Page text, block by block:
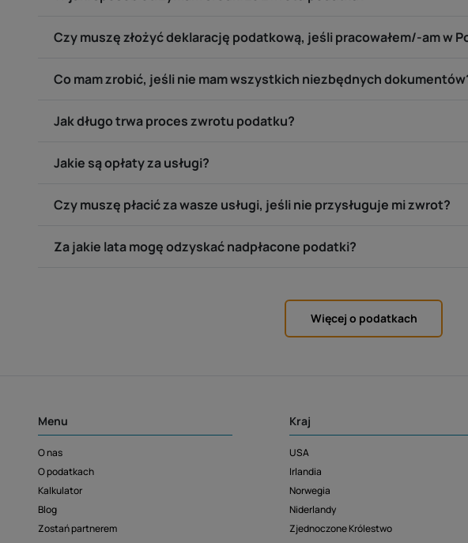
Czy muszę złożyć deklarację podatkową, jeśli pracowałem/-am w
Co mam zrobić, jeśli nie mam wszystkich niezbędnych
Jak długo trwa proces zwrotu podatku?
Jakie są opłaty za usługi?
Czy muszę płacić za wasze usługi, jeśli nie przysługuje mi zwrot?
Za jakie lata mogę odzyskać nadpłacone podatki?
Więcej o podatkach
Menu
O nas
O podatkach
Kalkulator
Blog
Zostań partnerem
Kraj
USA
Irlandia
Norwegia
Niderlandy
Zjednoczone Królestwo